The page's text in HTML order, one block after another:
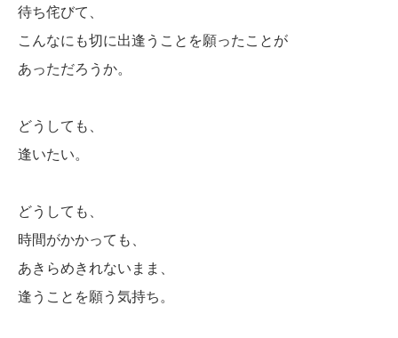
待ち侘びて、
こんなにも切に出逢うことを願ったことが
あっただろうか。
どうしても、
逢いたい。
どうしても、
時間がかかっても、
あきらめきれないまま、
逢うことを願う気持ち。